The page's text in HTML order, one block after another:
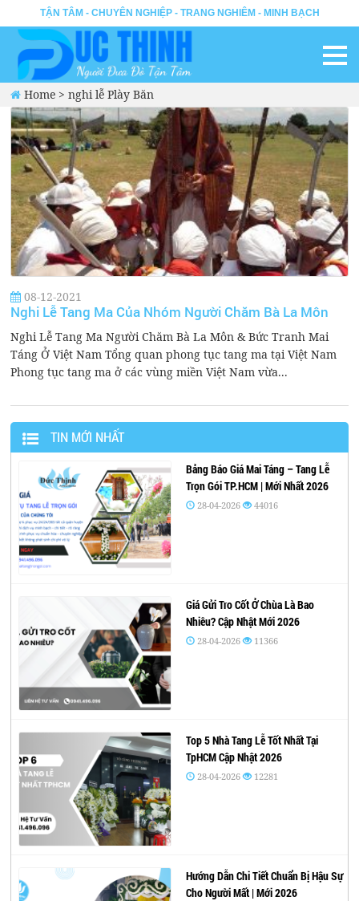
TẬN TÂM - CHUYÊN NGHIỆP - TRANG NGHIÊM - MINH BẠCH
Home >nghi lễ Plày Băn
08-12-2021
Nghi Lễ Tang Ma Của Nhóm Người Chăm Bà La Môn
Nghi Lễ Tang Ma Người Chăm Bà La Môn & Bức Tranh Mai
Táng Ở Việt Nam Tổng quan phong tục tang ma tại Việt Nam
Phong tục tang ma ở các vùng miền Việt Nam vừa...
TIN MỚI NHẤT
Bảng Báo Giá Mai Táng – Tang Lễ
Trọn Gói TP.HCM | Mới Nhất 2026
28-04-2026 44016
Giá Gửi Tro Cốt Ở Chùa Là Bao
Nhiêu? Cập Nhật Mới 2026
28-04-2026 11366
Top 5 Nhà Tang Lễ Tốt Nhất Tại
TpHCM Cập Nhật 2026
28-04-2026 12281
Hướng Dẫn Chi Tiết Chuẩn Bị Hậu Sự
Cho Người Mất | Mới 2026